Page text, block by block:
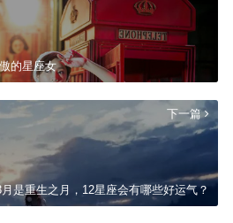
的星座女
下一篇
是重生之月，12星座会有哪些好运气？